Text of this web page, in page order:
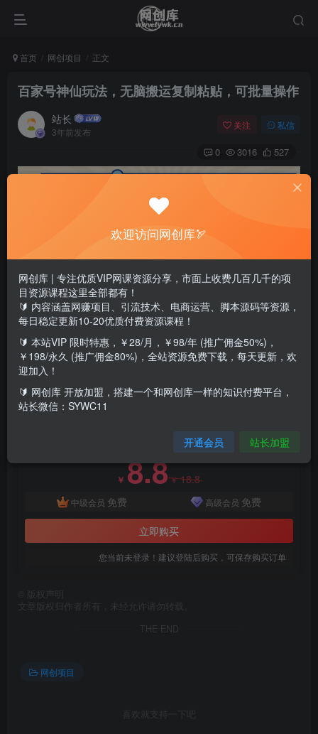
首页 网创项目 正文
百家号神仙玩法，无脑搬运复制粘贴，可批量操作
站长
3年前发布
关注 私信
0 3016 527
在百家号发布文章和视频，通过官方的推流，获得阅读量从
作得到更多收益，教大家快速起号和涨粉，一周之内涨粉上
千
￥ 8.8￥18.8
中级会员 免费 高级会员 免费
立即购买
您当前未登录！建议登陆后购买，可保存购买订单
付费资源
版权声明
文章版权归作者所有，未经允许请勿转载。
THE END
网创项目
喜欢就支持一下吧
欢迎访问网创库🏹
网创库 | 专注优质VIP网课资源分享，市面上收费几百几千的项
目资源课程这里全部都有！
🔰 内容涵盖网赚项目、引流技术、电商运营、脚本源码等资源，
每日稳定更新10-20优质付费资源课程！
🔰 本站VIP 限时特惠，￥28/月，￥98/年 (推广佣金50%)，
￥198/永久 (推广佣金80%)，全站资源免费下载，每天更新，欢
迎加入！
🔰 网创库 开放加盟，搭建一个和网创库一样的知识付费平台，
站长微信：SYWC11
开通会员 站长加盟